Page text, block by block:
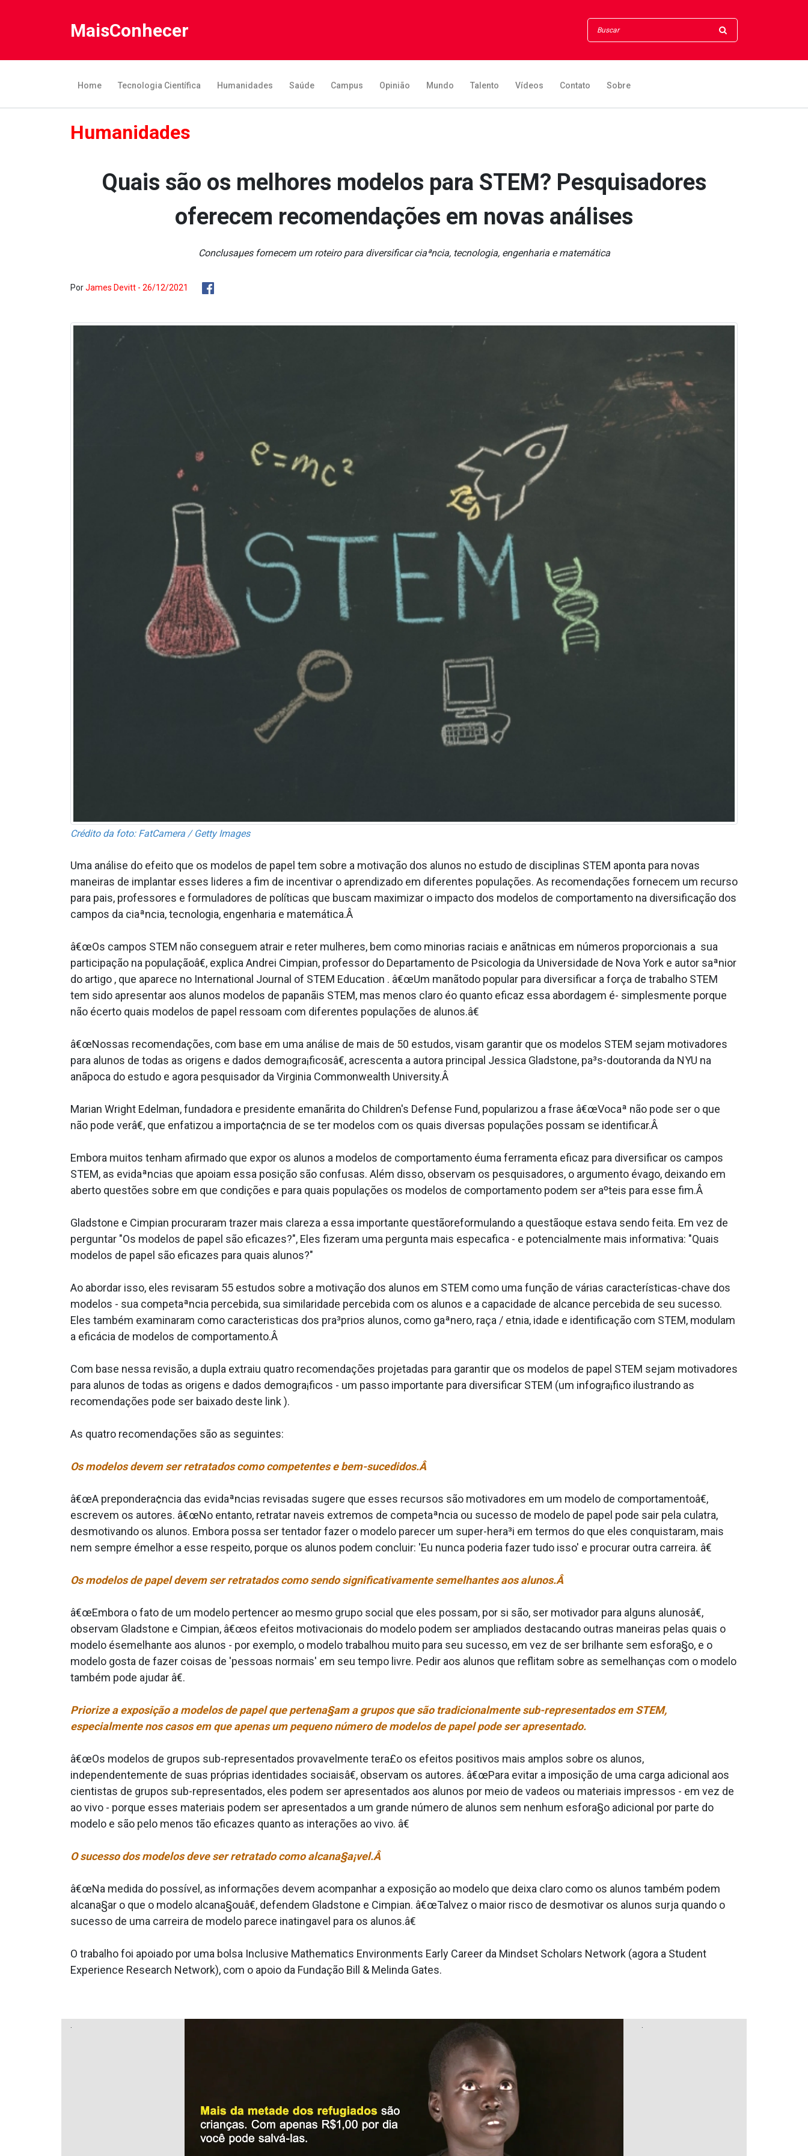
MaisConhecer
Home Tecnologia Científica Humanidades Saúde Campus Opinião Mundo Talento Vídeos Contato Sobre
Humanidades
Quais são os melhores modelos para STEM? Pesquisadores
oferecem recomendações em novas análises
Conclusaµes fornecem um roteiro para diversificar ciaªncia, tecnologia, engenharia e matemática
PorJames Devitt - 26/12/2021
Crédito da foto: FatCamera / Getty Images
Uma análise do efeito que os modelos de papel tem sobre a motivação dos alunos no estudo de disciplinas STEM aponta para novas
maneiras de implantar esses lideres a fim de incentivar o aprendizado em diferentes populações. As recomendações fornecem um recurso
para pais, professores e formuladores de políticas que buscam maximizar o impacto dos modelos de comportamento na diversificação dos
campos da ciaªncia, tecnologia, engenharia e matemática.Â
â€œOs campos STEM não conseguem atrair e reter mulheres, bem como minorias raciais e anãtnicas em números proporcionais a sua
participação na populaçãoâ€, explica Andrei Cimpian, professor do Departamento de Psicologia da Universidade de Nova York e autor saªnior
do artigo , que aparece no International Journal of STEM Education . â€œUm manãtodo popular para diversificar a força de trabalho STEM
tem sido apresentar aos alunos modelos de papanãis STEM, mas menos claro éo quanto eficaz essa abordagem é- simplesmente porque
não écerto quais modelos de papel ressoam com diferentes populações de alunos.â€
â€œNossas recomendações, com base em uma análise de mais de 50 estudos, visam garantir que os modelos STEM sejam motivadores
para alunos de todas as origens e dados demogra¡ficosâ€, acrescenta a autora principal Jessica Gladstone, pa³s-doutoranda da NYU na
anãpoca do estudo e agora pesquisador da Virginia Commonwealth University.Â
Marian Wright Edelman, fundadora e presidente emanãrita do Children's Defense Fund, popularizou a frase â€œVocaª não pode ser o que
não pode verâ€, que enfatizou a importa¢ncia de se ter modelos com os quais diversas populações possam se identificar.Â
Embora muitos tenham afirmado que expor os alunos a modelos de comportamento éuma ferramenta eficaz para diversificar os campos
STEM, as evidaªncias que apoiam essa posição são confusas. Além disso, observam os pesquisadores, o argumento évago, deixando em
aberto questões sobre em que condições e para quais populações os modelos de comportamento podem ser aºteis para esse fim.Â
Gladstone e Cimpian procuraram trazer mais clareza a essa importante questãoreformulando a questãoque estava sendo feita. Em vez de
perguntar "Os modelos de papel são eficazes?", Eles fizeram uma pergunta mais especa­fica - e potencialmente mais informativa: "Quais
modelos de papel são eficazes para quais alunos?"
Ao abordar isso, eles revisaram 55 estudos sobre a motivação dos alunos em STEM como uma função de várias caracterí­sticas-chave dos
modelos - sua competaªncia percebida, sua similaridade percebida com os alunos e a capacidade de alcance percebida de seu sucesso.
Eles também examinaram como caracteri­sticas dos pra³prios alunos, como gaªnero, raça / etnia, idade e identificação com STEM, modulam
a eficácia de modelos de comportamento.Â
Com base nessa revisão, a dupla extraiu quatro recomendações projetadas para garantir que os modelos de papel STEM sejam motivadores
para alunos de todas as origens e dados demogra¡ficos - um passo importante para diversificar STEM (um infogra¡fico ilustrando as
recomendações pode ser baixado deste link ).
As quatro recomendações são as seguintes:
Os modelos devem ser retratados como competentes e bem-sucedidos.Â
â€œA prepondera¢ncia das evidaªncias revisadas sugere que esses recursos são motivadores em um modelo de comportamentoâ€,
escrevem os autores. â€œNo entanto, retratar na­veis extremos de competaªncia ou sucesso de modelo de papel pode sair pela culatra,
desmotivando os alunos. Embora possa ser tentador fazer o modelo parecer um super-hera³i em termos do que eles conquistaram, mais
nem sempre émelhor a esse respeito, porque os alunos podem concluir: 'Eu nunca poderia fazer tudo isso' e procurar outra carreira. â€
Os modelos de papel devem ser retratados como sendo significativamente semelhantes aos alunos.Â
â€œEmbora o fato de um modelo pertencer ao mesmo grupo social que eles possam, por si são, ser motivador para alguns alunosâ€,
observam Gladstone e Cimpian, â€œos efeitos motivacionais do modelo podem ser ampliados destacando outras maneiras pelas quais o
modelo ésemelhante aos alunos - por exemplo, o modelo trabalhou muito para seu sucesso, em vez de ser brilhante sem esfora§o, e o
modelo gosta de fazer coisas de 'pessoas normais' em seu tempo livre. Pedir aos alunos que reflitam sobre as semelhanças com o modelo
também pode ajudar â€.
Priorize a exposição a modelos de papel que pertena§am a grupos que são tradicionalmente sub-representados em STEM,
especialmente nos casos em que apenas um pequeno número de modelos de papel pode ser apresentado.
â€œOs modelos de grupos sub-representados provavelmente tera£o os efeitos positivos mais amplos sobre os alunos,
independentemente de suas próprias identidades sociaisâ€, observam os autores. â€œPara evitar a imposição de uma carga adicional aos
cientistas de grupos sub-representados, eles podem ser apresentados aos alunos por meio de va­deos ou materiais impressos - em vez de
ao vivo - porque esses materiais podem ser apresentados a um grande número de alunos sem nenhum esfora§o adicional por parte do
modelo e são pelo menos tão eficazes quanto as interações ao vivo. â€
O sucesso dos modelos deve ser retratado como alcana§a¡vel.Â
â€œNa medida do possí­vel, as informações devem acompanhar a exposição ao modelo que deixa claro como os alunos também podem
alcana§ar o que o modelo alcana§ouâ€, defendem Gladstone e Cimpian. â€œTalvez o maior risco de desmotivar os alunos surja quando o
sucesso de uma carreira de modelo parece inatinga­vel para os alunos.â€
O trabalho foi apoiado por uma bolsa Inclusive Mathematics Environments Early Career da Mindset Scholars Network (agora a Student
Experience Research Network), com o apoio da Fundação Bill & Melinda Gates.
. .